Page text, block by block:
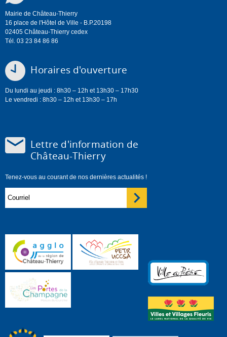
Mairie de Château-Thierry
16 place de l'Hôtel de Ville - B.P.20198
02405 Château-Thierry cedex
Tél. 03 23 84 86 86
Horaires d'ouverture
Du lundi au jeudi : 8h30 – 12h et 13h30 – 17h30
Le vendredi : 8h30 – 12h et 13h30 – 17h
Lettre d'information de
Château-Thierry
Tenez-vous au courant de nos dernières actualités !